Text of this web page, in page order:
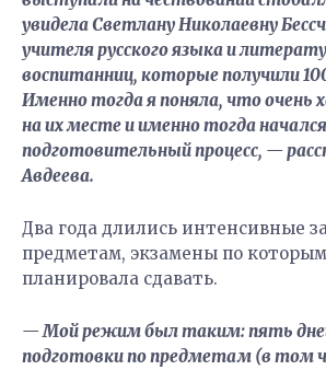
увидела Светлану Николаевну
учителя русского языка и
воспитанниц, которые получили
Именно тогда я поняла, что очень
на их месте и именно тогда
подготовительный процесс, —
Авдеева.
Два года длились интенсивные
предметам, экзамены по
планировала сдавать.
— Мой режим был таким: пять
подготовки по предметам (в том